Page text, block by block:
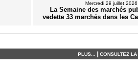
Mercredi 29 juillet 2026
La Semaine des marchés
vedette 33 marchés dans les
PLUS... CONSULTEZ LA